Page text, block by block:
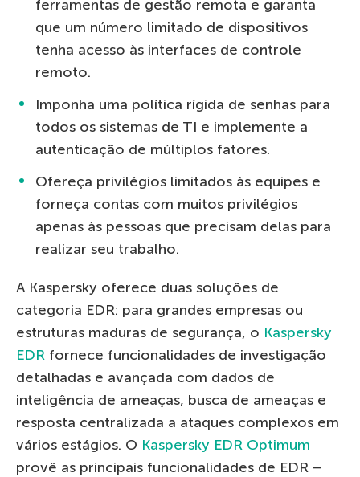
ferramentas de gestão remota e garanta
que um número limitado de dispositivos
tenha acesso às interfaces de controle
remoto.
Imponha uma política rígida de senhas para
todos os sistemas de TI e implemente a
autenticação de múltiplos fatores.
Ofereça privilégios limitados às equipes e
forneça contas com muitos privilégios
apenas às pessoas que precisam delas para
realizar seu trabalho.
A Kaspersky oferece duas soluções de
categoria EDR: para grandes empresas ou
estruturas maduras de segurança, o Kaspersky
EDR fornece funcionalidades de investigação
detalhadas e avançada com dados de
inteligência de ameaças, busca de ameaças e
resposta centralizada a ataques complexos em
vários estágios. O Kaspersky EDR Optimum
provê as principais funcionalidades de EDR –